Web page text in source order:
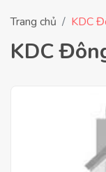
Trang chủ KDC
KDC